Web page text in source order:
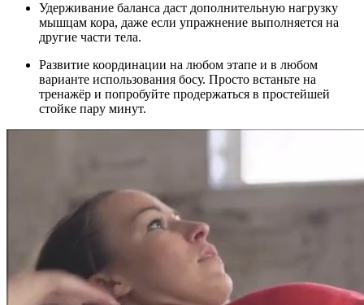
Удерживание баланса даст дополнительную нагрузку
мышцам кора, даже если упражнение выполняется на
другие части тела.
Развитие координации на любом этапе и в любом
варианте использования босу. Просто встаньте на
тренажёр и попробуйте продержаться в простейшей
стойке пару минут.